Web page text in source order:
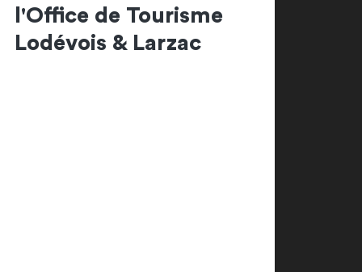
l'Office de Tourisme
Lodévois & Larzac